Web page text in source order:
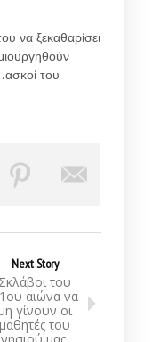
να ξεκαθαρίσει
του
Next Story
Σκλάβοι του
αιώνα να
γίνουν οι
μαθητές του